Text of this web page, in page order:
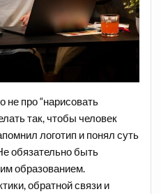
не про “нарисовать
так, чтобы человек
логотип и понял суть
обязательно быть
образованием.
обратной связи и